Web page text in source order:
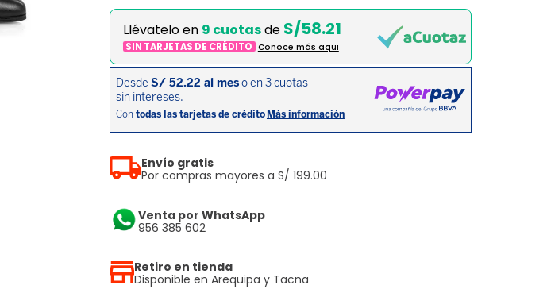
Llévatelo en 9 cuotasde S/58.21
SIN TARJETAS DE CRÉDITO Conoce más aqui
Envío gratis
Por compras mayores a S/ 199.00
Venta por WhatsApp
956 385 602
Retiro en tienda
Disponible en Arequipa y Tacna